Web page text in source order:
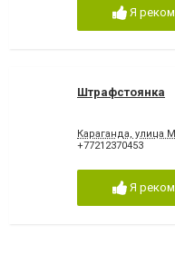
Я
Штрафстоянка
Караганда, улица
+77212370453
Я